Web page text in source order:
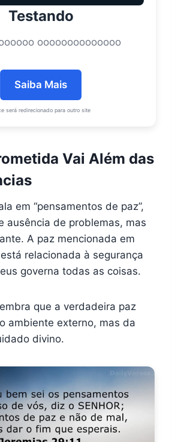
Testando
oooooooooooooo
Saiba Mais
será redirecionado para outro site
Vai Além das
em “pensamentos de paz”,
ausência de problemas, mas
A paz mencionada em
relacionada à segurança
governa todas as coisas.
que a verdadeira paz
ambiente externo, mas da
divino.